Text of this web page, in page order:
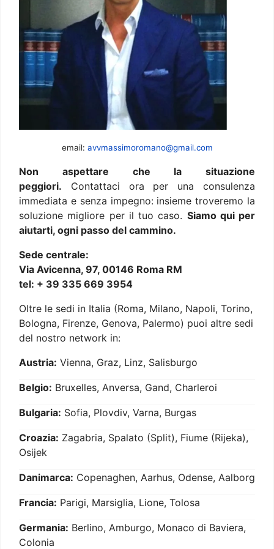
email: avvmassimoromano@gmail.com
Non aspettare che la situazione
peggiori. Contattaci ora per una consulenza
immediata e senza impegno: insieme troveremo la
soluzione migliore per il tuo caso. Siamo qui per
aiutarti, ogni passo del cammino.
Sede centrale:
Via Avicenna, 97, 00146 Roma RM
tel: + 39 335 669 3954
Oltre le sedi in Italia (Roma, Milano, Napoli, Torino,
Bologna, Firenze, Genova, Palermo) puoi altre sedi
del nostro network in:
Austria: Vienna, Graz, Linz, Salisburgo
Belgio: Bruxelles, Anversa, Gand, Charleroi
Bulgaria: Sofia, Plovdiv, Varna, Burgas
Croazia: Zagabria, Spalato (Split), Fiume (Rijeka),
Osijek
Danimarca: Copenaghen, Aarhus, Odense, Aalborg
Francia: Parigi, Marsiglia, Lione, Tolosa
Germania: Berlino, Amburgo, Monaco di Baviera,
Colonia